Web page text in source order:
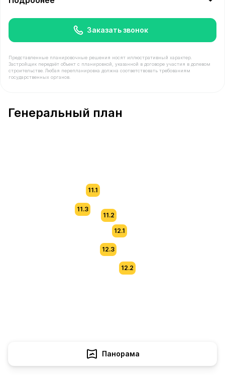
Заказать звонок
Представленные планировочные решения носят иллюстративный характер.
Застройщик передаёт объект с планировкой, указанной в договоре участия в долевом
строительстве. Любая перепланировка должна соответствовать требованиям
государственных органов.
Генеральный план
11.3
11.1
11.2
12.1
12.2
12.3
Панорама